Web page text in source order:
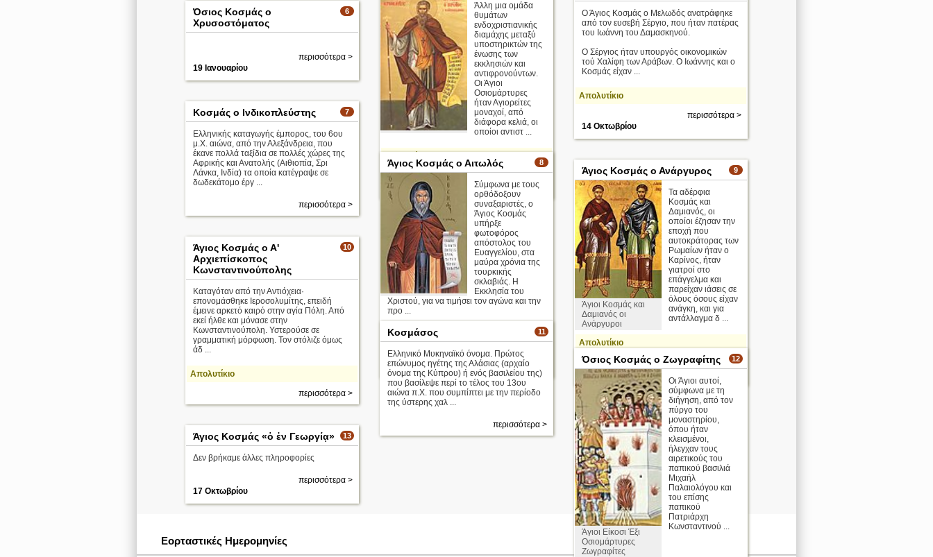
Άλλη μια ομάδα
θυμάτων
ενδοχριστιανικής
διαμάχης μεταξύ
υποστηρικτών της
ένωσης των
εκκλησιών και
αντιφρονούντων.
Οι Άγιοι
Οσιομάρτυρες
ήταν Αγιορείτες
μοναχοί, από
διάφορα κελιά, οι
οποίοι αντιστ ...
περισσότερα >
5 Δεκεμβρίου
Ο Άγιος Κοσμάς ο Μελωδός ανατράφηκε
από τον ευσεβή Σέργιο, που ήταν πατέρας
του Ιωάννη του Δαμασκηνού.
Ο Σέργιος ήταν υπουργός οικονομικών
τού Χαλίφη των Αράβων. Ο Ιωάννης και ο
Κοσμάς είχαν ...
Απολυτίκιο
περισσότερα >
14 Οκτωβρίου
6
Όσιος Κοσμάς ο
Χρυσοστόματος
περισσότερα >
19 Ιανουαρίου
7
Κοσμάς ο Ινδικοπλεύστης
Ελληνικής καταγωγής έμπορος, του 6ου
μ.Χ. αιώνα, από την Αλεξάνδρεια, που
έκανε πολλά ταξίδια σε πολλές χώρες της
Αφρικής και Ανατολής (Αιθιοπία, Σρι
Λάνκα, Ινδία) τα οποία κατέγραψε σε
δωδεκάτομο έργ ...
περισσότερα >
8
Άγιος Κοσμάς ο Αιτωλός
Σύμφωνα με τους
ορθόδοξουν
συναξαριστές, ο
Άγιος Κοσμάς
υπήρξε
φωτοφόρος
απόστολος του
Ευαγγελίου, στα
μαύρα χρόνια της
τουρκικής
σκλαβιάς. Η
Εκκλησία του
Χριστού, για να τιμήσει τον αγώνα και την
προ ...
Απολυτίκιο
περισσότερα >
24 Αυγούστου
9
Άγιος Κοσμάς ο Ανάργυρος
Άγιοι Κοσμάς και
Δαμιανός οι
Ανάργυροι
Τα αδέρφια
Κοσμάς και
Δαμιανός, οι
οποίοι έζησαν την
εποχή που
αυτοκράτορας των
Ρωμαίων ήταν ο
Καρίνος, ήταν
γιατροί στο
επάγγελμα και
παρείχαν ιάσεις σε
όλους όσους είχαν
ανάγκη, και για
αντάλλαγμα δ ...
Απολυτίκιο
περισσότερα >
1 Ιουλίου
10
Άγιος Κοσμάς ο Α'
Αρχιεπίσκοπος
Κωνσταντινούπολης
Καταγόταν από την Αντιόχεια·
επονομάσθηκε Ιεροσολυμίτης, επειδή
έμεινε αρκετό καιρό στην αγία Πόλη. Από
εκεί ήλθε και μόνασε στην
Κωνσταντινούπολη. Υστερούσε σε
γραμματική μόρφωση. Τον στόλιζε όμως
άδ ...
Απολυτίκιο
περισσότερα >
11
Κοσμάσος
Ελληνικό Μυκηναϊκό όνομα. Πρώτος
επώνυμος ηγέτης της Αλάσιας (αρχαίο
όνομα της Κύπρου) ή ενός βασιλείου της)
που βασίλεψε περί το τέλος του 13ου
αιώνα π.Χ. που συμπίπτει με την περίοδο
της ύστερης χαλ ...
περισσότερα >
12
Όσιος Κοσμάς ο Ζωγραφίτης
Άγιοι Είκοσι Έξι
Οσιομάρτυρες
Ζωγραφίτες
Οι Άγιοι αυτοί,
σύμφωνα με τη
διήγηση, από τον
πύργο του
μοναστηρίου,
όπου ήταν
κλεισμένοι,
ήλεγχαν τους
αιρετικούς του
παπικού βασιλιά
Μιχαήλ
Παλαιολόγου και
του επίσης
παπικού
Πατριάρχη
Κωνσταντινού ...
13
Άγιος Κοσμάς «ὁ ἐν Γεωργίᾳ»
Δεν βρήκαμε άλλες πληροφορίες
περισσότερα >
17 Οκτωβρίου
Εορταστικές Ημερομηνίες